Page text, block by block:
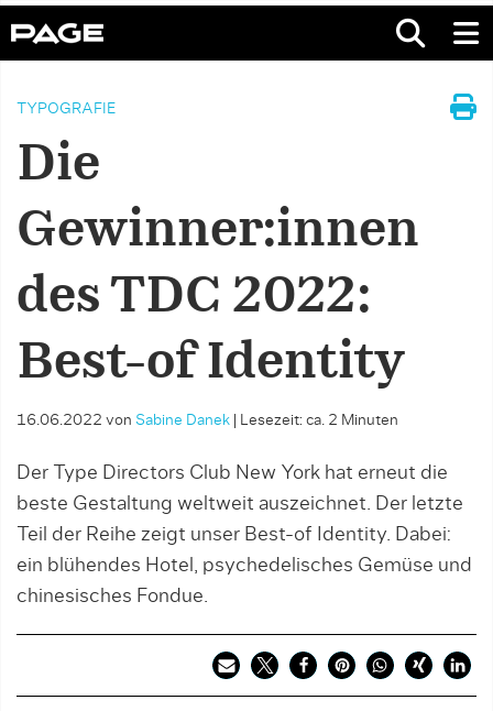
TYPOGRAFIE
Die
Gewinner:innen
des TDC 2022:
Best-of Identity
16.06.2022 von Sabine Danek Lesezeit: ca. 2 Minuten
Der Type Directors Club New York hat erneut die
beste Gestaltung weltweit auszeichnet. Der letzte
Teil der Reihe zeigt unser Best-of Identity. Dabei:
ein blühendes Hotel, psychedelisches Gemüse und
chinesisches Fondue.